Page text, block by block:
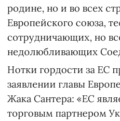
родине, но и во всех
Европейского союза,
сотрудничающих, но
недолюбливающих
Нотки гордости за ЕС
заявлении главы
Жака Сантера: «ЕС
торговым партнером